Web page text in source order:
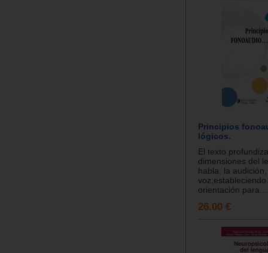
Principios
lógicos.
El texto
dimensiones del
habla, la
orientación para...
26.00 €